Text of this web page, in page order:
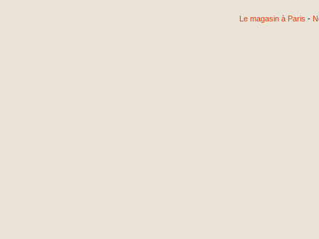
Le magasin à Paris -